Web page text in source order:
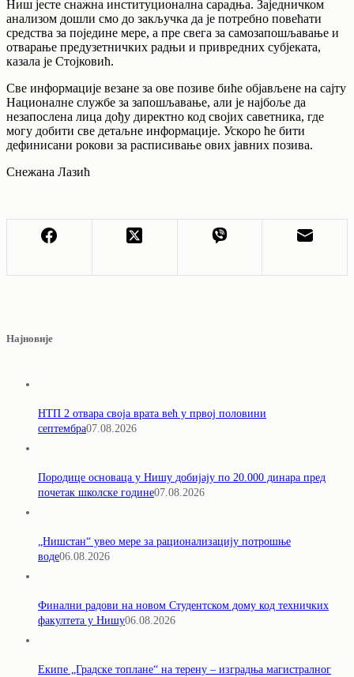
Ниш јесте снажна институционална сарадња. Заједничком
анализом дошли смо до закључка да је потребно повећати
средства за поједине мере, а пре свега за самозапошљавање и
отварање предузетничких радњи и привредних субјеката,
казала је Стојковић.
Све информације везане за ове позиве биће објављене на сајту
Националне службе за запошљавање, али је најбоље да
незапослена лица дођу директно код својих саветника, где
могу добити све детаљне информације. Ускоро ће бити
дефинисани рокови за расписивање ових јавних позива.
Снежана Лазић
Најновије
НТП 2 отвара своја врата већ у првој половини
септембра07.08.2026
Породицe основаца у Нишу добијају по 20.000 динара пред
почетак школске године07.08.2026
„Нишстан“ увео мере за рационализацију потрошње
воде06.08.2026
Финални радови на новом Студентском дому код техничких
факултета у Нишу06.08.2026
Екипе „Градске топлане“ на терену – изградња магистралног